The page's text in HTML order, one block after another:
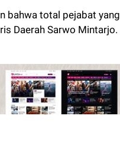
bahwa total pejabat yang
Daerah Sarwo Mintarjo.